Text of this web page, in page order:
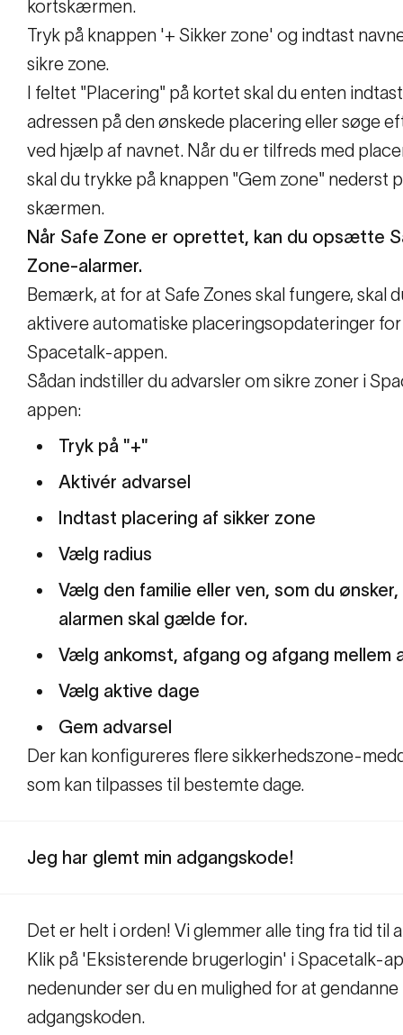
kortskærmen.
Tryk på knappen '+ Sikker zone' og indtast
sikre zone.
I feltet "Placering" på kortet skal du enten
adressen på den ønskede placering eller søge
ved hjælp af navnet. Når du er tilfreds med
skal du trykke på knappen "Gem zone" nederst
skærmen.
Når Safe Zone er oprettet, kan du opsætte
Zone-alarmer.
Bemærk, at for at Safe Zones skal fungere, skal
aktivere automatiske placeringsopdateringer for
Spacetalk-appen.
Sådan indstiller du advarsler om sikre zoner i
appen:
Tryk på "+"
Aktivér advarsel
Indtast placering af sikker zone
Vælg radius
Vælg den familie eller ven, som du
alarmen skal gælde for.
Vælg ankomst, afgang og afgang mellem
Vælg aktive dage
Gem advarsel
Der kan konfigureres flere sikkerhedszone-
som kan tilpasses til bestemte dage.
Jeg har glemt min adgangskode!
Det er helt i orden! Vi glemmer alle ting fra tid til
Klik på 'Eksisterende brugerlogin' i Spacetalk-
nedenunder ser du en mulighed for at gendanne
adgangskoden.